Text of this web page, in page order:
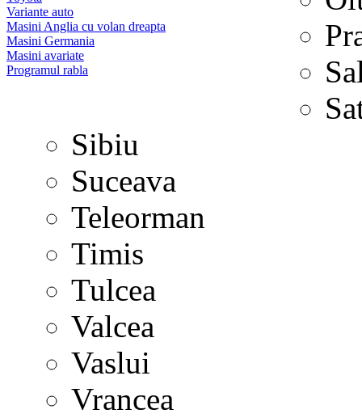
Variante auto
Masini Anglia cu volan dreapta
Masini Germania
Masini avariate
Programul rabla
Sibiu
Suceava
Teleorman
Timis
Tulcea
Valcea
Vaslui
Vrancea